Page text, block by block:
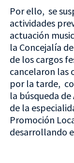
Por ello, se
actividades
actuación
la Concejalía
de los cargos
cancelaron las
por la tarde,
la búsqueda
de la
Promoción
desarrollando